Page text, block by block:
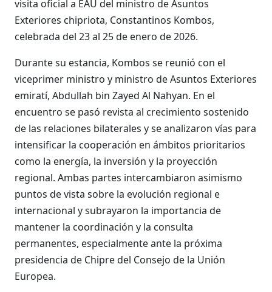
visita oficial a EAU del ministro de Asuntos
Exteriores chipriota, Constantinos Kombos,
celebrada del 23 al 25 de enero de 2026.
Durante su estancia, Kombos se reunió con el
viceprimer ministro y ministro de Asuntos Exteriores
emiratí, Abdullah bin Zayed Al Nahyan. En el
encuentro se pasó revista al crecimiento sostenido
de las relaciones bilaterales y se analizaron vías para
intensificar la cooperación en ámbitos prioritarios
como la energía, la inversión y la proyección
regional. Ambas partes intercambiaron asimismo
puntos de vista sobre la evolución regional e
internacional y subrayaron la importancia de
mantener la coordinación y la consulta
permanentes, especialmente ante la próxima
presidencia de Chipre del Consejo de la Unión
Europea.